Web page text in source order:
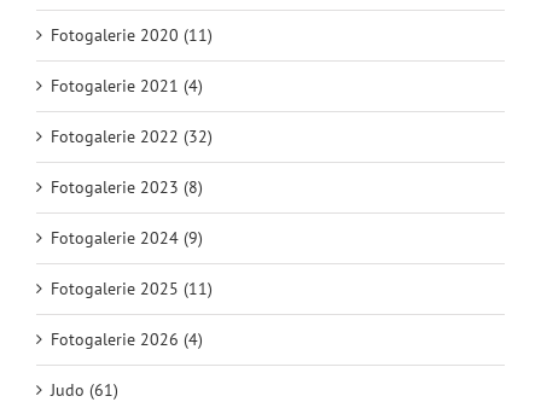
Fotogalerie 2020 (11)
Fotogalerie 2021 (4)
Fotogalerie 2022 (32)
Fotogalerie 2023 (8)
Fotogalerie 2024 (9)
Fotogalerie 2025 (11)
Fotogalerie 2026 (4)
Judo (61)